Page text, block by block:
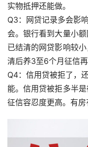
实物抵押还能做。
Q3：网贷记录多会影
会。银行看到大量小
已结清的网贷影响较
清后养3至6个月征信再
Q4：信用贷被拒了，
能。信用贷被拒多半
征信容忍度更高。有房